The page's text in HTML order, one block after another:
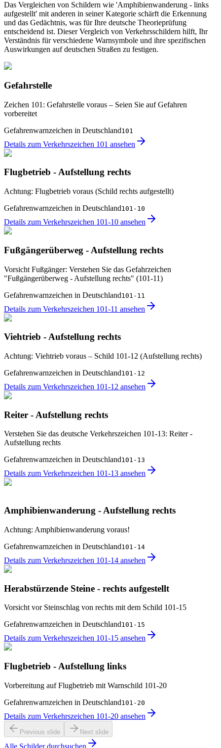
Das Vergleichen von Schildern wie 'Amphibienwanderung - links
aufgestellt' mit anderen in seiner Kategorie schärft die Erkennung
und das Gedächtnis, was für Ihre deutsche Theorieprüfung
entscheidend ist. Dieser Vergleich von Verkehrsschildern hilft, Ihr
Verständnis für verschiedene Warnsymbole und ihre spezifischen
Auswirkungen auf deutschen Straßen zu festigen.
Gefahrstelle
Zeichen 101: Gefahrstelle voraus – Seien Sie auf Gefahren
vorbereitet
Gefahrenwarnzeichen in Deutschland101
Details zum Verkehrszeichen 101 ansehen
Flugbetrieb - Aufstellung rechts
Achtung: Flugbetrieb voraus (Schild rechts aufgestellt)
Gefahrenwarnzeichen in Deutschland101-10
Details zum Verkehrszeichen 101-10 ansehen
Fußgängerüberweg - Aufstellung rechts
Vorsicht Fußgänger: Verstehen Sie das Gefahrzeichen
"Fußgängerüberweg - Aufstellung rechts" (101-11)
Gefahrenwarnzeichen in Deutschland101-11
Details zum Verkehrszeichen 101-11 ansehen
Viehtrieb - Aufstellung rechts
Achtung: Viehtrieb voraus – Schild 101-12 (Aufstellung rechts)
Gefahrenwarnzeichen in Deutschland101-12
Details zum Verkehrszeichen 101-12 ansehen
Reiter - Aufstellung rechts
Verstehen Sie das deutsche Verkehrszeichen 101-13: Reiter -
Aufstellung rechts
Gefahrenwarnzeichen in Deutschland101-13
Details zum Verkehrszeichen 101-13 ansehen
Amphibienwanderung - Aufstellung rechts
Achtung: Amphibienwanderung voraus!
Gefahrenwarnzeichen in Deutschland101-14
Details zum Verkehrszeichen 101-14 ansehen
Herabstürzende Steine - rechts aufgestellt
Vorsicht vor Steinschlag von rechts mit dem Schild 101-15
Gefahrenwarnzeichen in Deutschland101-15
Details zum Verkehrszeichen 101-15 ansehen
Flugbetrieb - Aufstellung links
Vorbereitung auf Flugbetrieb mit Warnschild 101-20
Gefahrenwarnzeichen in Deutschland101-20
Details zum Verkehrszeichen 101-20 ansehen
Previous slide Next slide
Alle Schilder durchsuchen